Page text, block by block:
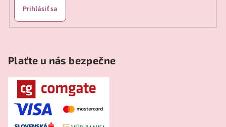
Prihlásiť sa
Plaťte u nás bezpečne